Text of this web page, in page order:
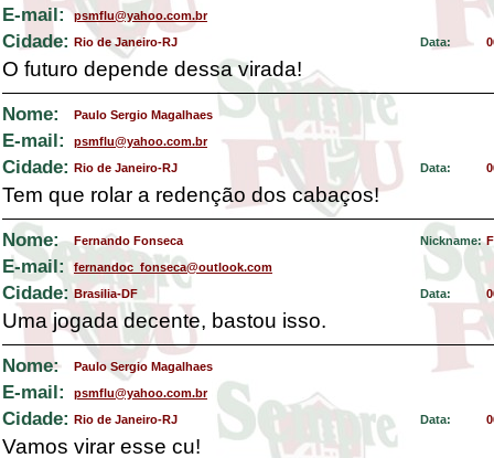
E-mail: psmflu@yahoo.com.br
Cidade: Rio de Janeiro-RJ Data:
O futuro depende dessa virada!
Nome: Paulo Sergio Magalhaes
E-mail: psmflu@yahoo.com.br
Cidade: Rio de Janeiro-RJ Data:
Tem que rolar a redenção dos cabaços!
Nome: Fernando Fonseca Nickname:
E-mail: fernandoc_fonseca@outlook.com
Cidade: Brasilia-DF Data:
Uma jogada decente, bastou isso.
Nome: Paulo Sergio Magalhaes
E-mail: psmflu@yahoo.com.br
Cidade: Rio de Janeiro-RJ Data:
Vamos virar esse cu!